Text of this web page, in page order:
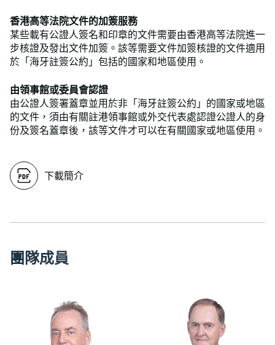
香港高等法院文件的加簽服務
某些載有公證人簽名和印章的文件需要由香港高等法院進一
步核證及發出文件加簽。該等需要文件加簽核證的文件適用
於「海牙註簽公約」包括的國家和地區使用。
由領事館或委員會認證
由公證人簽署蓋章並用於非「海牙註簽公約」的國家或地區
的文件，須由有關註港領事館或外交代表處認證公證人的身
份及簽名蓋章後，該等文件才可以在有關國家或地區使用。
下載簡介
團隊成員